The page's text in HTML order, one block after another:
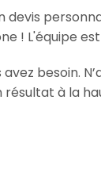
devis
! L'équipe
besoin.
à la